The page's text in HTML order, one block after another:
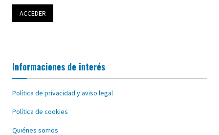
Informaciones de interés
Política de privacidad y aviso legal
Política de cookies
Quiénes somos